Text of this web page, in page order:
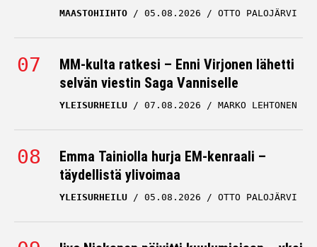
MAASTOHIIHTO 05.08.2026 OTTO PALOJÄRVI
MM-kulta ratkesi – Enni Virjonen lähetti
selvän viestin Saga Vanniselle
YLEISURHEILU 07.08.2026 MARKO LEHTONEN
Emma Tainiolla hurja EM-kenraali –
täydellistä ylivoimaa
YLEISURHEILU 05.08.2026 OTTO PALOJÄRVI